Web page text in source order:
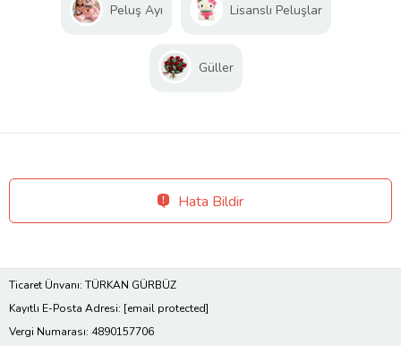
Peluş Ayı Lisanslı Peluşlar
Güller
Hata Bildir
Ticaret Ünvanı: TÜRKAN GÜRBÜZ
Kayıtlı E-Posta Adresi: [email protected]
Vergi Numarası: 4890157706